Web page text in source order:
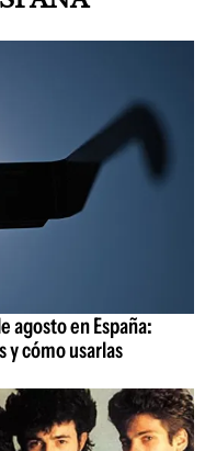
agosto en España:
y cómo usarlas